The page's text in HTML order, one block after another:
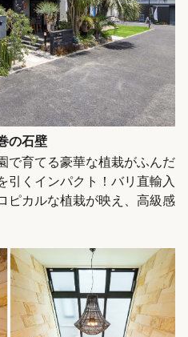
の石壁
で育てる豪華な植栽がふんだ
引くインパクト！バリ直輸入
ピカルな植栽が映え、高級感